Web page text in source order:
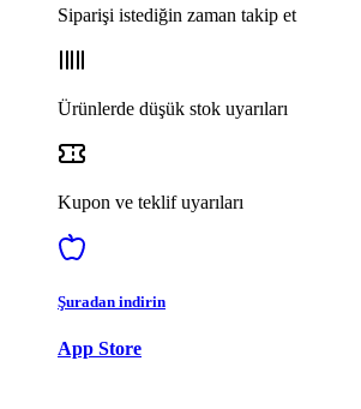
Siparişi istediğin zaman takip et
Ürünlerde düşük stok uyarıları
Kupon ve teklif uyarıları
Şuradan indirin
App Store